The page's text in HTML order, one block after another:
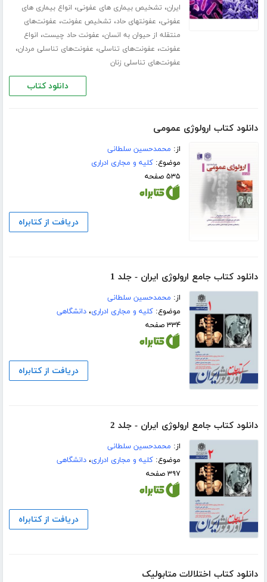
ایران، تشخیص بیماری های عفونی، انواع بیماری های
عفونی، عفونتهای حاد، تشخیص عفونت، عفونت‌های
منتقله از حیوان به انسان، عفونت حاد چیست، انواع
عفونت، عفونت‌های تناسلی، عفونت‌های تناسلی مردان،
عفونت‌های تناسلی زنان
دانلود کتاب
دانلود کتاب ارولوژی عمومی
از: محمدحسین سلطانی
موضوع:کلیه و مجاری ادراری
۵۳۵ صفحه
دریافت از کتابراه
دانلود کتاب جامع ارولوژی ایران - جلد 1
از: محمدحسین سلطانی
موضوع:کلیه و مجاری ادراری،دانشگاهی
۳۳۴ صفحه
دریافت از کتابراه
دانلود کتاب جامع ارولوژی ایران - جلد 2
از: محمدحسین سلطانی
موضوع:کلیه و مجاری ادراری،دانشگاهی
۳۹۷ صفحه
دریافت از کتابراه
دانلود کتاب اختلالات متابولیک